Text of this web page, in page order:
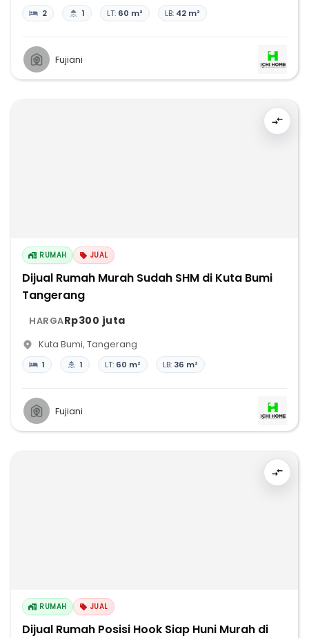
2 1 LT: 60 m² LB: 42 m²
Fujiani
RUMAH JUAL
Dijual Rumah Murah Sudah SHM di Kuta Bumi
Tangerang
HARGARp300 juta
Kuta Bumi, Tangerang
1 1 LT: 60 m² LB: 36 m²
Fujiani
RUMAH JUAL
Dijual Rumah Posisi Hook Siap Huni Murah di